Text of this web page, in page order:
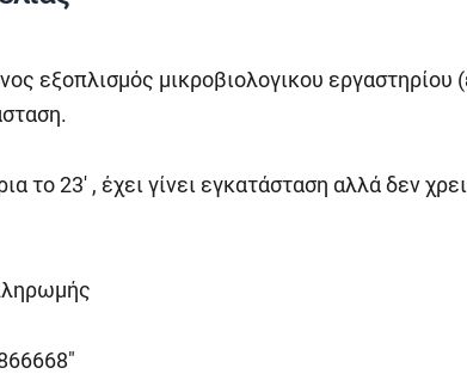
εξοπλισμός μικροβιολογικου εργαστηρίου
το 23′ , έχει γίνει εγκατάσταση αλλά δεν